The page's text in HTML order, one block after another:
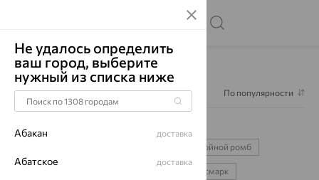
Главная Каталог Цепи Цепи перлина
Фильтр 1 По популярности
двойной ромб
бисмарк
Не удалось определить
ваш город, выберите
нужный из списка ниже
Абакан доставка
Абатское доставка